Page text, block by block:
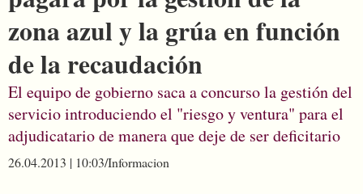
zona azul y la grúa en función
de la recaudación
El equipo de gobierno saca a concurso la gestión del
servicio introduciendo el "riesgo y ventura" para el
adjudicatario de manera que deje de ser deficitario
26.04.2013 | 10:03/Informacion